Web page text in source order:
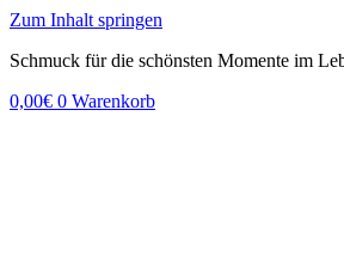
Zum Inhalt springen
Schmuck für die schönsten Momente im
0,00€ 0 Warenkorb